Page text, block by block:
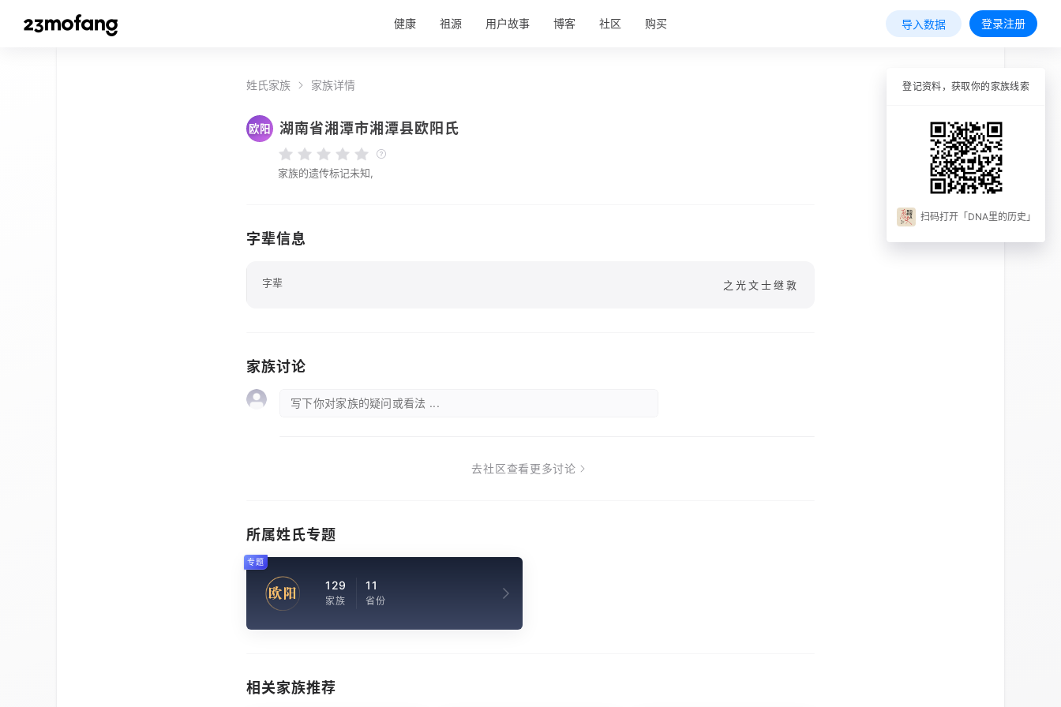
健康 祖源 用户故事 博客 社区 购买 导入数据 登录注册
姓氏家族 家族详情
欧阳 湖南省湘潭市湘潭县欧阳氏
家族的遗传标记未知,
字辈信息
字辈 之光文士继敦
家族讨论
写下你对家族的疑问或看法 ...
去社区查看更多讨论
所属姓氏专题
欧阳 129
家族
11
省份
专题
相关家族推荐
登记资料，获取你的家族线索
扫码打开「DNA里的历史」